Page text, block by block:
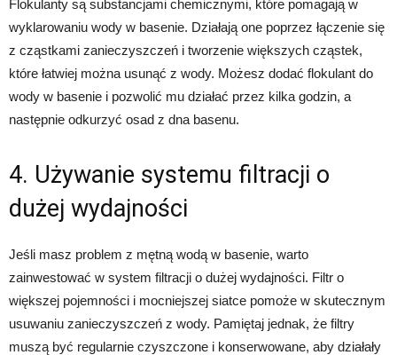
Flokulanty są substancjami chemicznymi, które pomagają w
wyklarowaniu wody w basenie. Działają one poprzez łączenie się
z cząstkami zanieczyszczeń i tworzenie większych cząstek,
które łatwiej można usunąć z wody. Możesz dodać flokulant do
wody w basenie i pozwolić mu działać przez kilka godzin, a
następnie odkurzyć osad z dna basenu.
4. Używanie systemu filtracji o
dużej wydajności
Jeśli masz problem z mętną wodą w basenie, warto
zainwestować w system filtracji o dużej wydajności. Filtr o
większej pojemności i mocniejszej siatce pomoże w skutecznym
usuwaniu zanieczyszczeń z wody. Pamiętaj jednak, że filtry
muszą być regularnie czyszczone i konserwowane, aby działały